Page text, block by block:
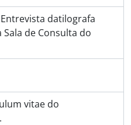
Entrevista datilografa
de Consulta do
vitae do